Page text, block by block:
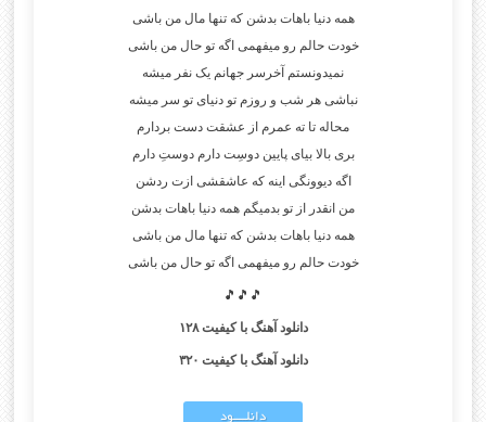
همه دنیا باهات بدشن که تنها مال من باشی
خودت حالم رو میفهمی اگه تو حال من باشی
نمیدونستم آخرسر جهانم یک نفر میشه
نباشی هر شب و روزم تو دنیای تو سر میشه
محاله تا ته عمرم از عشقت دست بردارم
بری بالا بیای پایین دوسِت دارم دوستِ دارم
اگه دیوونگی اینه که عاشقشی ازت ردشن
من انقدر از تو بدمیگم همه دنیا باهات بدشن
همه دنیا باهات بدشن که تنها مال من باشی
خودت حالم رو میفهمی اگه تو حال من باشی
🎵🎵🎵
دانلود آهنگ با کیفیت ۱۲۸
دانلود آهنگ با کیفیت ۳۲۰
دانلــــود